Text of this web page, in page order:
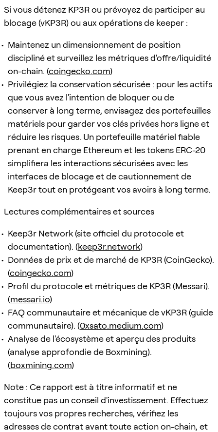
Si vous détenez KP3R ou prévoyez de participer au
blocage (vKP3R) ou aux opérations de keeper :
Maintenez un dimensionnement de position
discipliné et surveillez les métriques d'offre/liquidité
on-chain. (coingecko.com)
Privilégiez la conservation sécurisée : pour les actifs
que vous avez l'intention de bloquer ou de
conserver à long terme, envisagez des portefeuilles
matériels pour garder vos clés privées hors ligne et
réduire les risques. Un portefeuille matériel fiable
prenant en charge Ethereum et les tokens ERC-20
simplifiera les interactions sécurisées avec les
interfaces de blocage et de cautionnement de
Keep3r tout en protégeant vos avoirs à long terme.
Lectures complémentaires et sources
Keep3r Network (site officiel du protocole et
documentation). (keep3r.network)
Données de prix et de marché de KP3R (CoinGecko).
(coingecko.com)
Profil du protocole et métriques de KP3R (Messari).
(messari.io)
FAQ communautaire et mécanique de vKP3R (guide
communautaire). (0xsato.medium.com)
Analyse de l'écosystème et aperçu des produits
(analyse approfondie de Boxmining).
(boxmining.com)
Note : Ce rapport est à titre informatif et ne
constitue pas un conseil d'investissement. Effectuez
toujours vos propres recherches, vérifiez les
adresses de contrat avant toute action on-chain, et